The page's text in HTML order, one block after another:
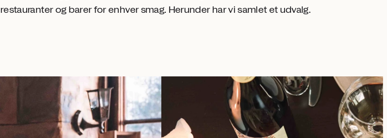
restauranter og barer for enhver smag. Herunder har vi samlet et udvalg.